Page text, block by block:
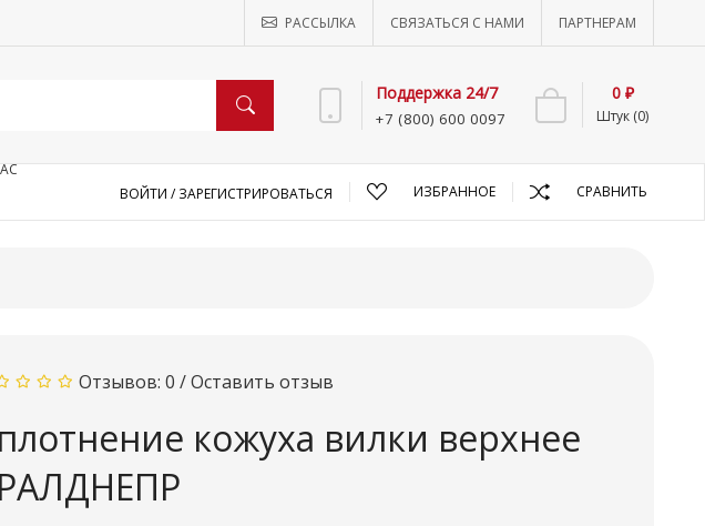
РАССЫЛКА СВЯЗАТЬСЯ С НАМИ ПАРТНЕРАМ
Поддержка 24/7
+7 (800) 600 0097 Штук (0)
0 ₽
ВОЙТИ /ЗАРЕГИСТРИРОВАТЬСЯ ИЗБРАННОЕ СРАВНИТЬ
Отзывов: 0 /Оставить отзыв
кожуха вилки верхнее